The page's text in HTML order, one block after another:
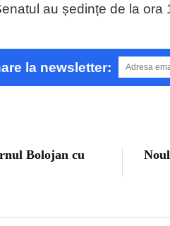
au ședințe de la ora
la newsletter:
Bolojan cu